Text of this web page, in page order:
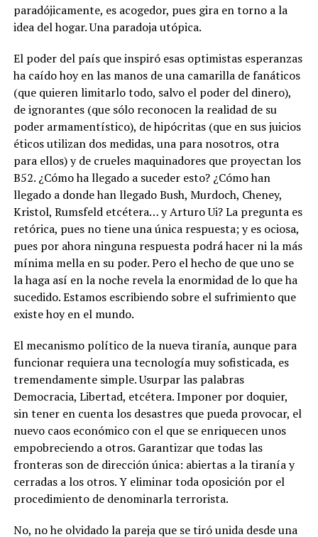
paradójicamente, es acogedor, pues gira en torno a la
idea del hogar. Una paradoja utópica.
El poder del país que inspiró esas optimistas esperanzas
ha caído hoy en las manos de una camarilla de fanáticos
(que quieren limitarlo todo, salvo el poder del dinero),
de ignorantes (que sólo reconocen la realidad de su
poder armamentístico), de hipócritas (que en sus juicios
éticos utilizan dos medidas, una para nosotros, otra
para ellos) y de crueles maquinadores que proyectan los
B52. ¿Cómo ha llegado a suceder esto? ¿Cómo han
llegado a donde han llegado Bush, Murdoch, Cheney,
Kristol, Rumsfeld etcétera… y Arturo Ui? La pregunta es
retórica, pues no tiene una única respuesta; y es ociosa,
pues por ahora ninguna respuesta podrá hacer ni la más
mínima mella en su poder. Pero el hecho de que uno se
la haga así en la noche revela la enormidad de lo que ha
sucedido. Estamos escribiendo sobre el sufrimiento que
existe hoy en el mundo.
El mecanismo político de la nueva tiranía, aunque para
funcionar requiera una tecnología muy sofisticada, es
tremendamente simple. Usurpar las palabras
Democracia, Libertad, etcétera. Imponer por doquier,
sin tener en cuenta los desastres que pueda provocar, el
nuevo caos económico con el que se enriquecen unos
empobreciendo a otros. Garantizar que todas las
fronteras son de dirección única: abiertas a la tiranía y
cerradas a los otros. Y eliminar toda oposición por el
procedimiento de denominarla terrorista.
No, no he olvidado la pareja que se tiró unida desde una